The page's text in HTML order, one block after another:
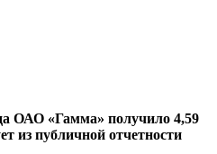
ОАО «Гамма» получило 4,59
из публичной отчетности